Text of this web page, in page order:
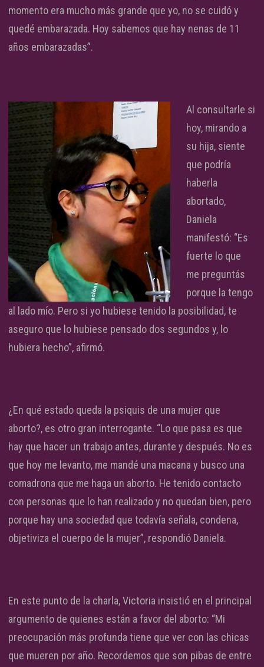
momento era mucho más grande que yo, no se cuidó y
quedé embarazada. Hoy sabemos que hay nenas de 11
años embarazadas”.
Al consultarle si
hoy, mirando a
su hija, siente
que podría
haberla
abortado,
Daniela
manifestó: “Es
fuerte lo que
me preguntás
porque la tengo
al lado mío. Pero si yo hubiese tenido la posibilidad, te
aseguro que lo hubiese pensado dos segundos y, lo
hubiera hecho”, afirmó.
¿En qué estado queda la psiquis de una mujer que
aborto?, es otro gran interrogante. “Lo que pasa es que
hay que hacer un trabajo antes, durante y después. No es
que hoy me levanto, me mandé una macana y busco una
comadrona que me haga un aborto. He tenido contacto
con personas que lo han realizado y no quedan bien, pero
porque hay una sociedad que todavía señala, condena,
objetiviza el cuerpo de la mujer”, respondió Daniela.
En este punto de la charla, Victoria insistió en el principal
argumento de quienes están a favor del aborto: “Mi
preocupación más profunda tiene que ver con las chicas
que mueren por año. Recordemos que son pibas de entre